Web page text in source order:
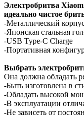
Электробритва
идеально чистое
-Металлический
-Японская стальная
-USB Type-C Charge
-Портативная
Выбрать
Она должна обладать
-Быть изготовлена в
-Обладать высокой
-В эксплуатации
-Не зависеть от